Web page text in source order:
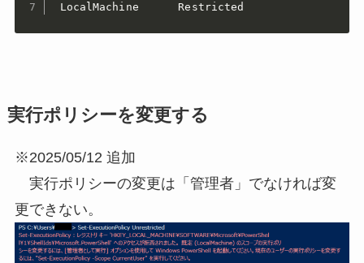
LocalMachine      Restricted
実行ポリシーを変更する
※2025/05/12 追加
実行ポリシーの変更は「管理者」でなければ変
更できない。